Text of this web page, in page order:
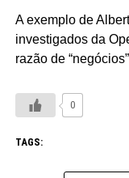
A exemplo de
investigados da
razão de
0
TAGS: